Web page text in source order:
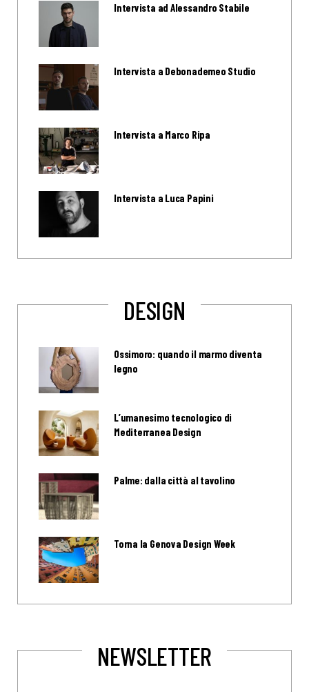
Intervista ad Alessandro Stabile
Intervista a Debonademeo Studio
Intervista a Marco Ripa
Intervista a Luca Papini
DESIGN
Ossimoro: quando il marmo diventa
legno
L’umanesimo tecnologico di
Mediterranea Design
Palme: dalla città al tavolino
Torna la Genova Design Week
NEWSLETTER